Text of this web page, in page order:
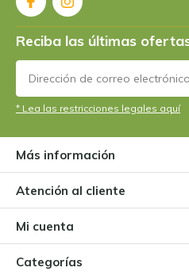
Reciba las últimas
* Lea las restricciones legales aquí
Más información
Atención al cliente
Mi cuenta
Categorías